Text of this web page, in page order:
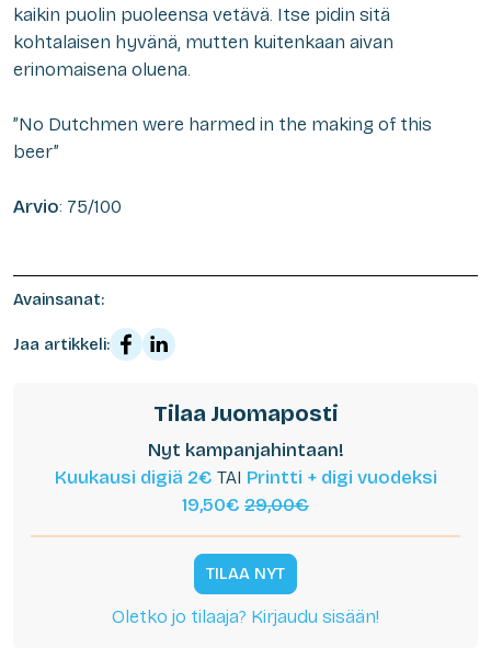
kaikin puolin puoleensa vetävä. Itse pidin sitä
kohtalaisen hyvänä, mutten kuitenkaan aivan
erinomaisena oluena.
”No Dutchmen were harmed in the making of this
beer”
Arvio: 75/100
Avainsanat:
Jaa artikkeli:
Tilaa Juomaposti
Nyt kampanjahintaan!
Kuukausi digiä 2€ TAI Printti + digi vuodeksi
19,50€ 29,00€
TILAA NYT
Oletko jo tilaaja? Kirjaudu sisään!